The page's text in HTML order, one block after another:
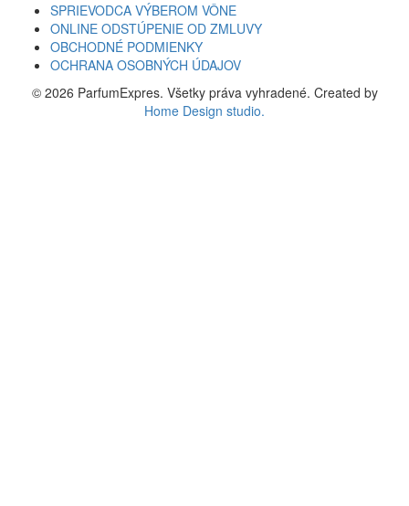
SPRIEVODCA VÝBEROM VÔNE
ONLINE ODSTÚPENIE OD ZMLUVY
OBCHODNÉ PODMIENKY
OCHRANA OSOBNÝCH ÚDAJOV
© 2026 ParfumExpres. Všetky práva vyhradené. Created by
Home Design studio.